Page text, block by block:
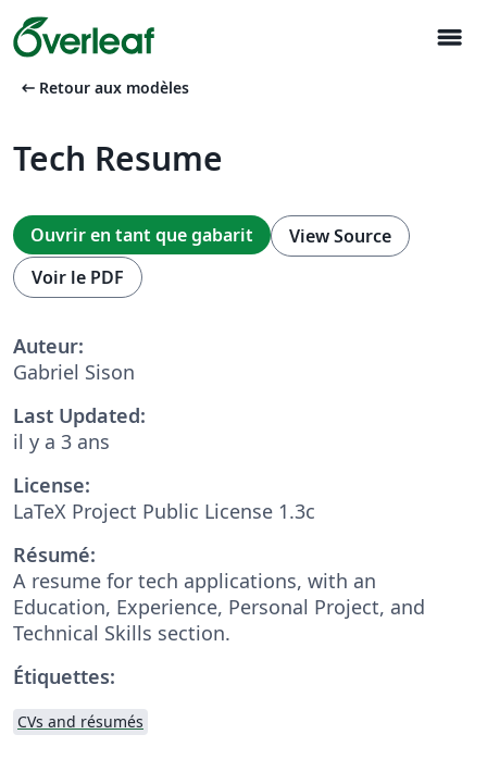
menu
arrow_left_alt Retour aux modèles
Tech Resume
Ouvrir en tant que gabarit
View Source
Voir le PDF
Auteur:
Gabriel Sison
Last Updated:
il y a 3 ans
License:
LaTeX Project Public License 1.3c
Résumé:
A resume for tech applications, with an
Education, Experience, Personal Project, and
Technical Skills section.
Étiquettes:
CVs and résumés